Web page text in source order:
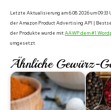
Letzte Aktualisierung am 6.08.2026 um
der Amazon Product Advertising API |
der Produkte wurde mitAAWP dem #1
umgesetzt.
Ähnliche Gewürz-